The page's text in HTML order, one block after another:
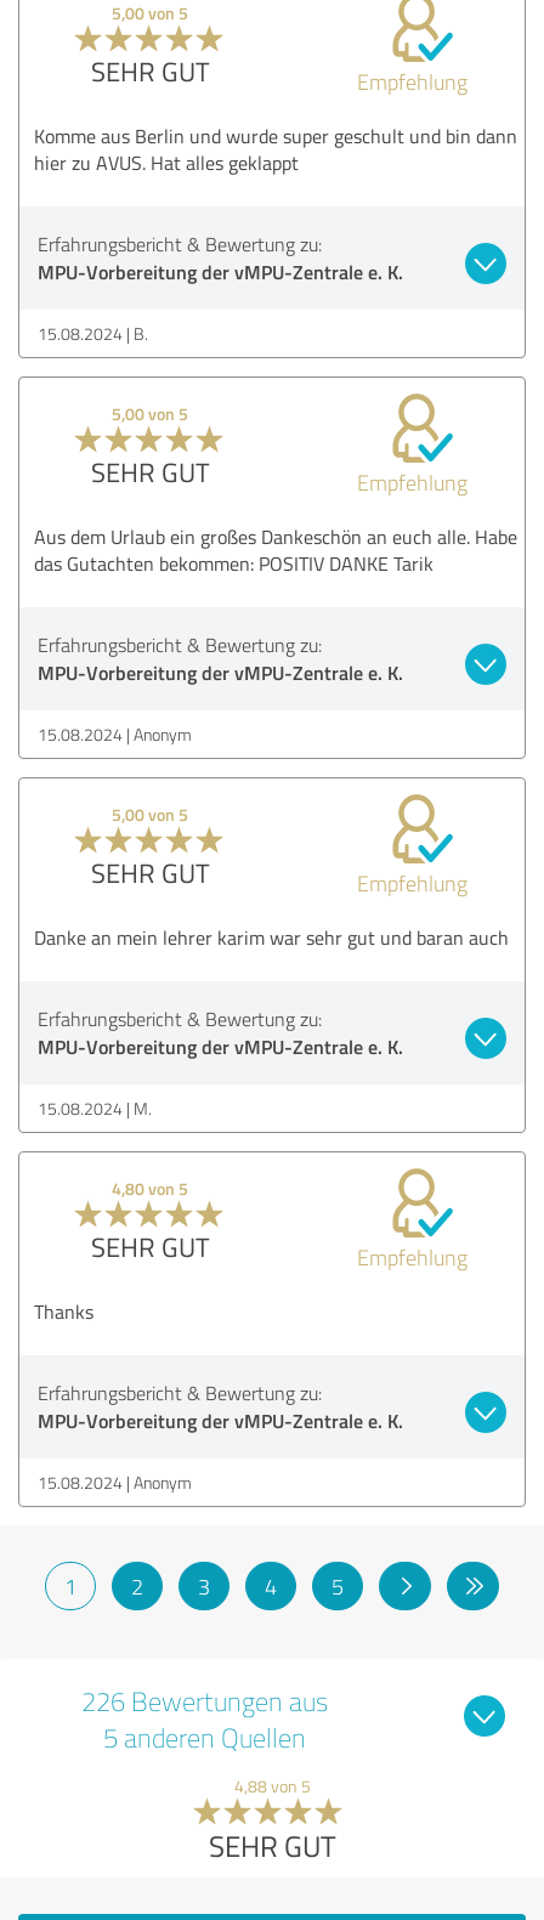
5,00 von 5
SEHR GUT Empfehlung
Komme aus Berlin und wurde super geschult und bin dann
hier zu AVUS. Hat alles geklappt
Erfahrungsbericht & Bewertung zu:
MPU-Vorbereitung der vMPU-Zentrale e. K.
15.08.2024 B.
5,00 von 5
SEHR GUT Empfehlung
Aus dem Urlaub ein großes Dankeschön an euch alle. Habe
das Gutachten bekommen: POSITIV DANKE Tarik
Erfahrungsbericht & Bewertung zu:
MPU-Vorbereitung der vMPU-Zentrale e. K.
15.08.2024 Anonym
5,00 von 5
SEHR GUT Empfehlung
Danke an mein lehrer karim war sehr gut und baran auch
Erfahrungsbericht & Bewertung zu:
MPU-Vorbereitung der vMPU-Zentrale e. K.
15.08.2024 M.
4,80 von 5
SEHR GUT Empfehlung
Thanks
Erfahrungsbericht & Bewertung zu:
MPU-Vorbereitung der vMPU-Zentrale e. K.
15.08.2024 Anonym
1 2 3 4 5
226 Bewertungen aus
5 anderen Quellen
4,88 von 5
SEHR GUT